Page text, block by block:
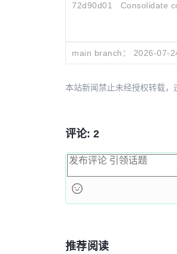
72d90d01
Consolidate
main branch： 2026-07-
本站新闻禁止未经授权转载
评论: 2
推荐阅读